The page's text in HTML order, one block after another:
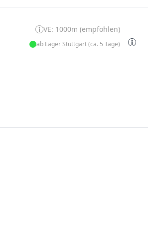
VE: 1000m (empfohlen)
ab Lager Stuttgart (ca. 5 Tage)